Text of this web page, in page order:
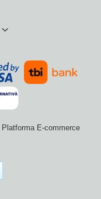
Platforma E-commerce